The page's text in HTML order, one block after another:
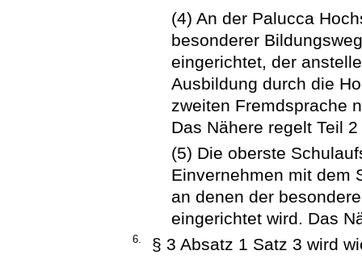
(4) An der Palucca
besonderer
eingerichtet, der
Ausbildung durch die
zweiten Fremdsprache
Das Nähere regelt Teil
(5) Die oberste
Einvernehmen mit dem
an denen der
eingerichtet wird. Das
6.
§ 3 Absatz 1 Satz 3 wird